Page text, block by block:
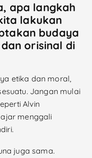
apa langkah
lakukan
budaya
orisinal di
etika dan moral,
Jangan mulai
Alvin
menggali
juga sama.